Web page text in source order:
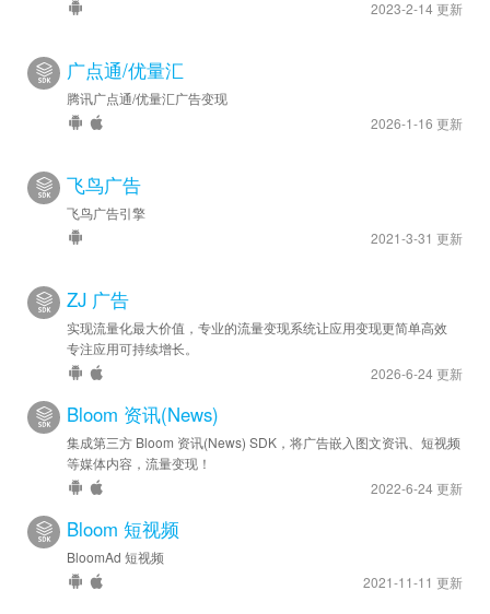
2023-2-14 更新
广点通/优量汇
腾讯广点通/优量汇广告变现
2026-1-16 更新
飞鸟广告
飞鸟广告引擎
2021-3-31 更新
ZJ 广告
实现流量化最大价值，专业的流量变现系统让应用变现更简单高效
专注应用可持续增长。
2026-6-24 更新
Bloom 资讯(News)
集成第三方 Bloom 资讯(News) SDK，将广告嵌入图文资讯、短视频
等媒体内容，流量变现！
2022-6-24 更新
Bloom 短视频
BloomAd 短视频
2021-11-11 更新